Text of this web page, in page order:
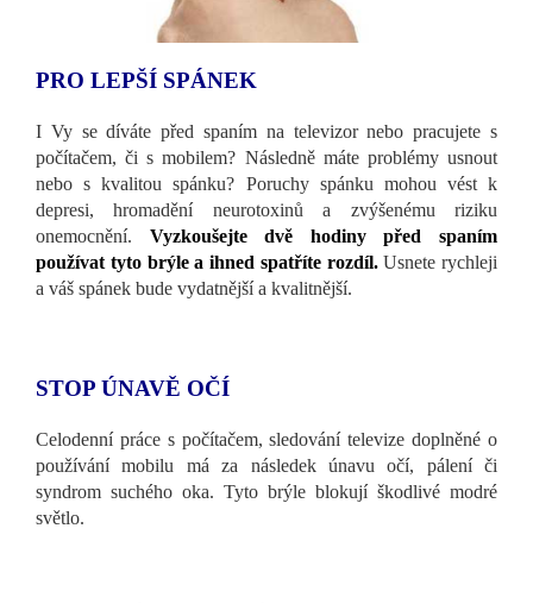
PRO LEPŠÍ SPÁNEK
I Vy se díváte před spaním na televizor nebo pracujete s
počítačem, či s mobilem? Následně máte problémy usnout
nebo s kvalitou spánku? Poruchy spánku mohou vést k
depresi, hromadění neurotoxinů a zvýšenému riziku
onemocnění. Vyzkoušejte dvě hodiny před spaním
používat tyto brýle a ihned spatříte rozdíl. Usnete rychleji
a váš spánek bude vydatnější a kvalitnější.
STOP ÚNAVĚ OČÍ
Celodenní práce s počítačem, sledování televize doplněné o
používání mobilu má za následek únavu očí, pálení či
syndrom suchého oka. Tyto brýle blokují škodlivé modré
světlo.